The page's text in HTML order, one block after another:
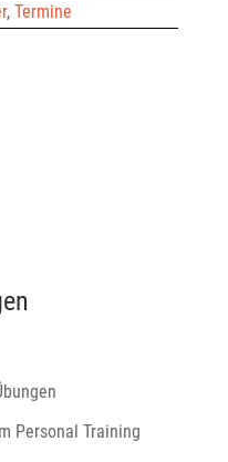
, Termine
Personal Training